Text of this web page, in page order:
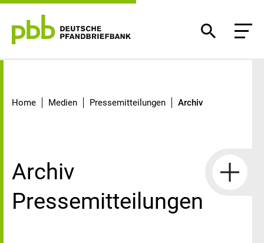
Home Medien Pressemitteilungen Archiv
Archiv
Pressemitteilungen